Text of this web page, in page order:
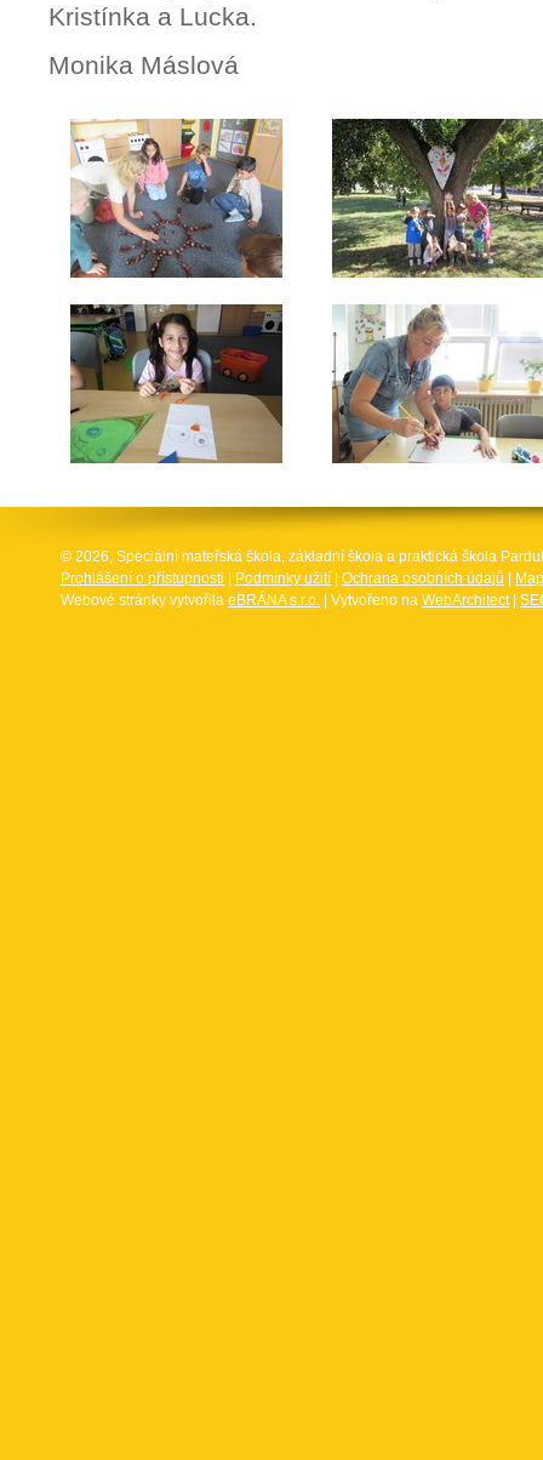
Kristínka a Lucka.
Monika Máslová
© 2026, Speciální mateřská škola, základní škola a praktická škola
Prohlášení o přístupnosti
Podmínky užití Ochrana osobních údajů
Webové stránky vytvořila eBRÁNA s.r.o. | Vytvořeno na WebArchitect|